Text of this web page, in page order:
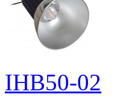
IHB50-02